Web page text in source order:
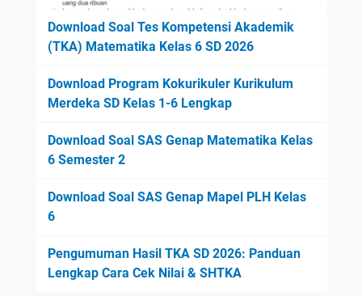
Download Soal Tes Kompetensi Akademik
(TKA) Matematika Kelas 6 SD 2026
Download Program Kokurikuler Kurikulum
Merdeka SD Kelas 1-6 Lengkap
Download Soal SAS Genap Matematika Kelas
6 Semester 2
Download Soal SAS Genap Mapel PLH Kelas
6
Pengumuman Hasil TKA SD 2026: Panduan
Lengkap Cara Cek Nilai & SHTKA